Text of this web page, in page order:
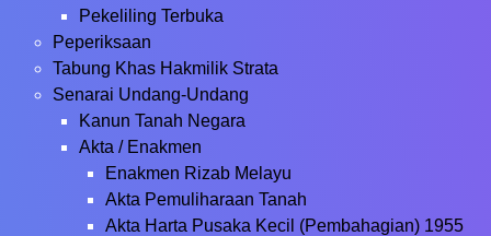
Pekeliling Terbuka
Peperiksaan
Tabung Khas Hakmilik Strata
Senarai Undang-Undang
Kanun Tanah Negara
Akta / Enakmen
Enakmen Rizab Melayu
Akta Pemuliharaan Tanah
Akta Harta Pusaka Kecil (Pembahagian) 1955